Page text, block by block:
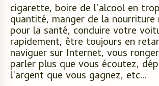
cigarette, boire de l’alcool en
quantité, manger de la nourriture
pour la santé, conduire votre
rapidement, être toujours en
naviguer sur Internet, vous
parler plus que vous écoutez,
l’argent que vous gagnez, etc…